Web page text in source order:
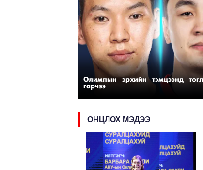
Олимпын эрхийн тэмцээнд
гарчээ
ОНЦЛОХ МЭДЭЭ